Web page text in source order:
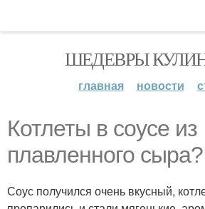
ШЕДЕВРЫ
главная новости
Котлеты в соусе из
плавленного сыра?
Соус получился очень вкусный,